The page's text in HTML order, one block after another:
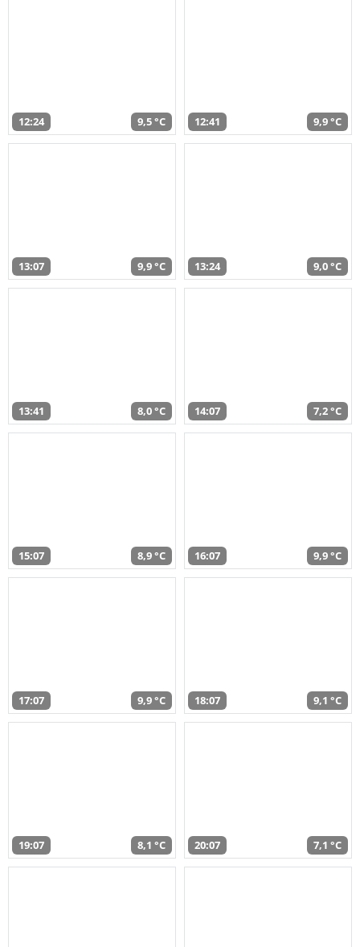
12:24 9,5 °C 12:41 9,9 °C
13:07 9,9 °C 13:24 9,0 °C
13:41 8,0 °C 14:07 7,2 °C
15:07 8,9 °C 16:07 9,9 °C
17:07 9,9 °C 18:07 9,1 °C
19:07 8,1 °C 20:07 7,1 °C